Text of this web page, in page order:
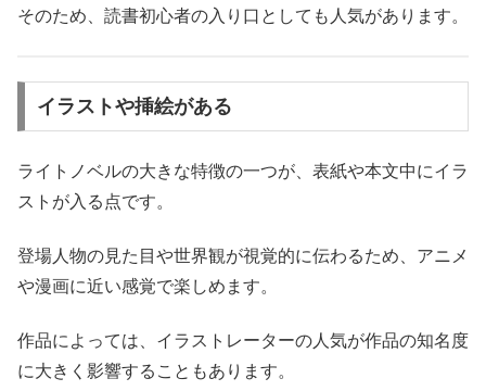
そのため、読書初心者の入り口としても人気があります。
イラストや挿絵がある
ライトノベルの大きな特徴の一つが、表紙や本文中にイラ
ストが入る点です。
登場人物の見た目や世界観が視覚的に伝わるため、アニメ
や漫画に近い感覚で楽しめます。
作品によっては、イラストレーターの人気が作品の知名度
に大きく影響することもあります。